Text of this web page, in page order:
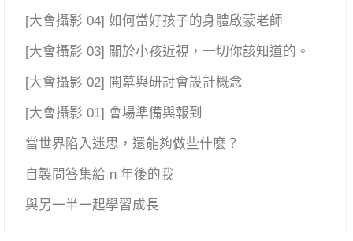
[大會攝影 04] 如何當好孩子的身體啟蒙老師
[大會攝影 03] 關於小孩近視，一切你該知道的。
[大會攝影 02] 開幕與研討會設計概念
[大會攝影 01] 會場準備與報到
當世界陷入迷思，還能夠做些什麼？
自製問答集給 n 年後的我
與另一半一起學習成長